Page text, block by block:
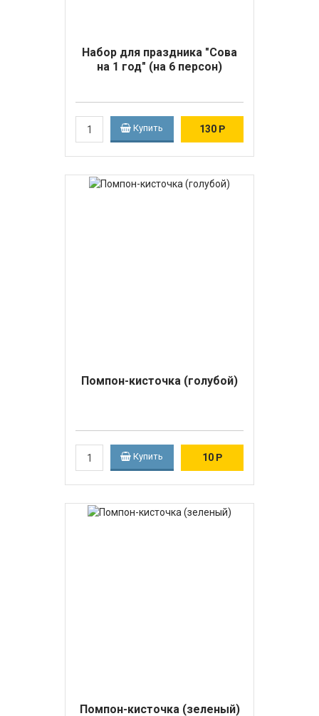
Набор для праздника "Сова
на 1 год" (на 6 персон)
Купить 130 Р
Помпон-кисточка (голубой)
Купить 10 Р
Помпон-кисточка (зеленый)